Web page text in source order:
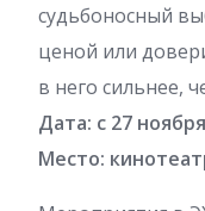
судьбоносный
ценой или
в него сильнее,
Дата: с 27 ноября
Место: